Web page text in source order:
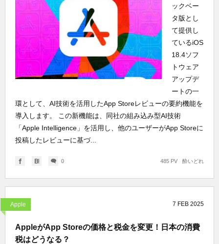
ックベー
タ版とし
て提供し
ているiOS
18.4ソフ
トウェア
アップデ
ートの一
環として、AI技術を活用したApp Storeレビューの要約機能を
導入します。 この新機能は、同社の組み込み型AI技術
「Apple Intelligence」を活用し、他のユーザーがApp Storeに
投稿したレビューに基づ...
0 酔いどれ
485 PV
Apple 7 FEB 2025
AppleがApp Storeの価格と税金を変更！日本の消費
税はどうなる？